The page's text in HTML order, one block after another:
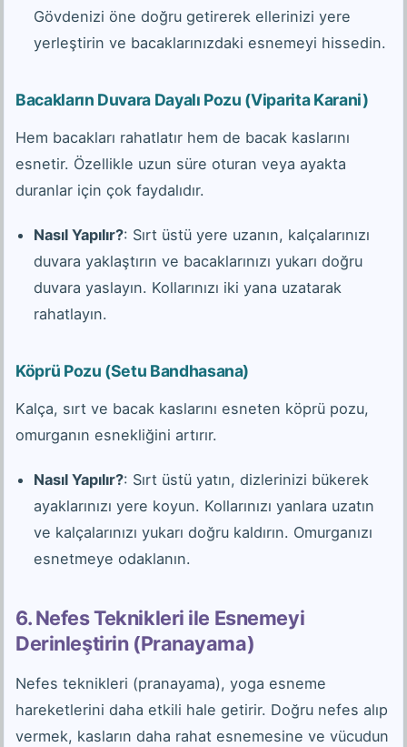
Gövdenizi öne doğru getirerek ellerinizi yere
yerleştirin ve bacaklarınızdaki esnemeyi hissedin.
Bacakların Duvara Dayalı Pozu (Viparita Karani)
Hem bacakları rahatlatır hem de bacak kaslarını
esnetir. Özellikle uzun süre oturan veya ayakta
duranlar için çok faydalıdır.
Nasıl Yapılır?: Sırt üstü yere uzanın, kalçalarınızı
duvara yaklaştırın ve bacaklarınızı yukarı doğru
duvara yaslayın. Kollarınızı iki yana uzatarak
rahatlayın.
Köprü Pozu (Setu Bandhasana)
Kalça, sırt ve bacak kaslarını esneten köprü pozu,
omurganın esnekliğini artırır.
Nasıl Yapılır?: Sırt üstü yatın, dizlerinizi bükerek
ayaklarınızı yere koyun. Kollarınızı yanlara uzatın
ve kalçalarınızı yukarı doğru kaldırın. Omurganızı
esnetmeye odaklanın.
6. Nefes Teknikleri ile Esnemeyi
Derinleştirin (Pranayama)
Nefes teknikleri (pranayama), yoga esneme
hareketlerini daha etkili hale getirir. Doğru nefes alıp
vermek, kasların daha rahat esnemesine ve vücudun